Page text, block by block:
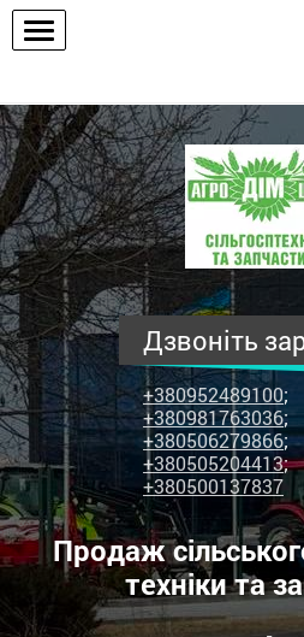
ПП
"Агродім-
центр"
-
продаж
сільськогосподарської
техніки
та
запчастин
Дзвоніть
+380952489100;
+380981763036;
+380506279866;
+380505204413;
+380500137837
Продаж
техніки та